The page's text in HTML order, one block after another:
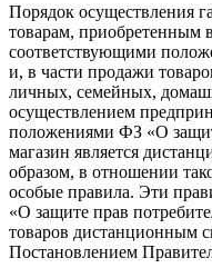
Порядок осуществления
товарам, приобретенным
соответствующими
и, в части продажи
личных, семейных,
осуществлением
положениями ФЗ «О
магазин является
образом, в отношении
особые правила. Эти
«О защите прав
товаров дистанционным
Постановлением